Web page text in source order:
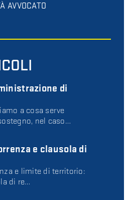
AVVOCATO
di
a cosa serve
nel caso…
e clausola di
e limite di territorio:
di re…